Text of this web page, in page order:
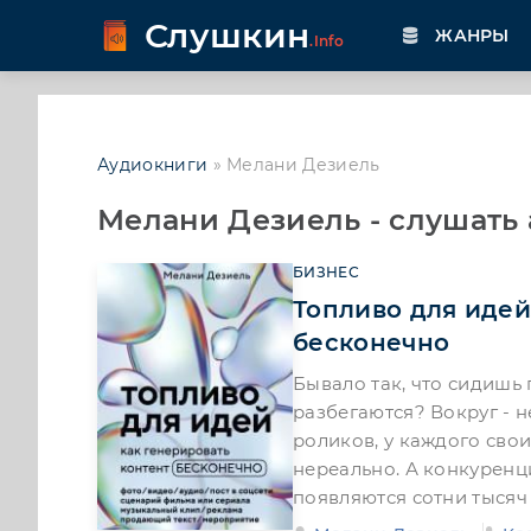
Слушкин.Info ЖАНРЫ
Аудиокниги » Мелани Дезиель
Мелани Дезиель - слушать
БИЗНЕС
Топливо для
бесконечно
Бывало так, что
разбегаются? Вокруг -
роликов, у каждого
нереально. А
появляются сотни